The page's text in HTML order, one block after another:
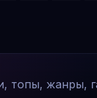
топы, жанры,